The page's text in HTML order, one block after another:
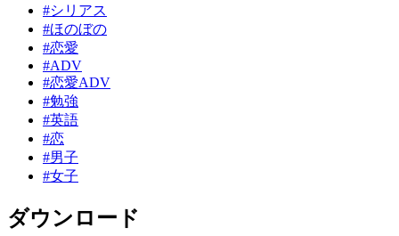
#シリアス
#ほのぼの
#恋愛
#ADV
#恋愛ADV
#勉強
#英語
#恋
#男子
#女子
ダウンロード